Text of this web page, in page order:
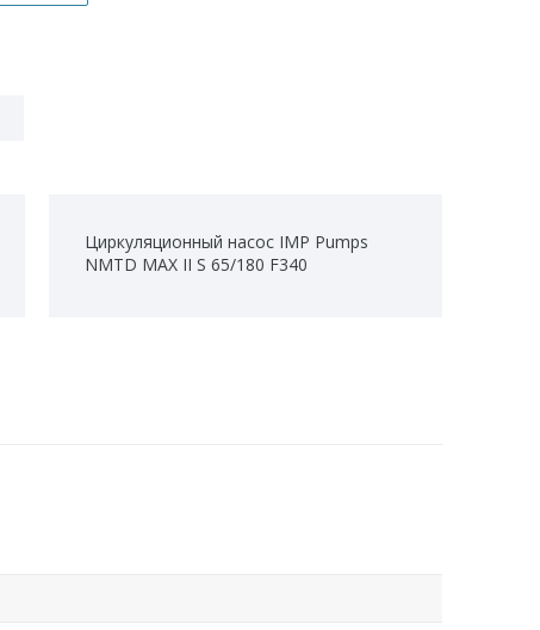
Циркуляционный насос IMP Pumps
NMTD MAX II S 65/180 F340